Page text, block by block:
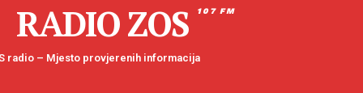
RADIO ZOS 107 FM
radio – Mjesto provjerenih informacija